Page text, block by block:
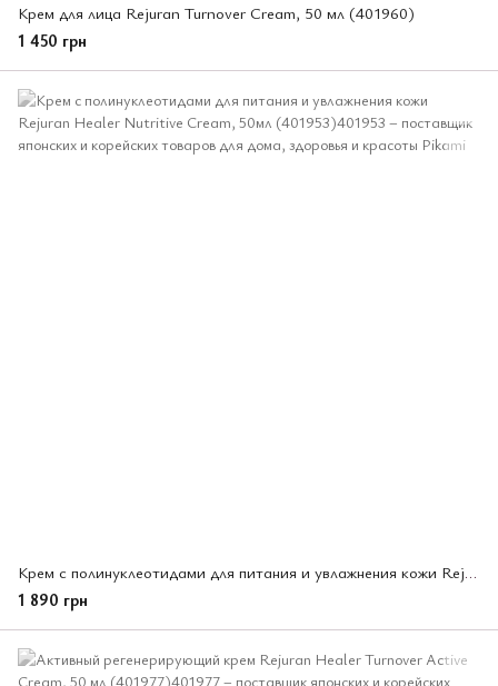
Крем для лица Rejuran Turnover Cream, 50 мл (401960)
1 450 грн
Крем с полинуклеотидами для питания и увлажнения кожи Rejuran Healer Nutritive Cream, 50мл (401953)
1 890 грн